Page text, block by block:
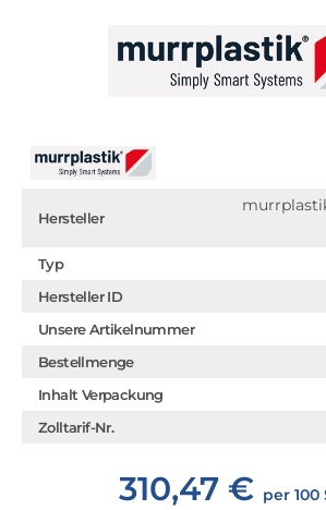
Hersteller
Typ
Hersteller ID
Unsere Artikelnummer
Bestellmenge
Inhalt Verpackung
Zolltarif-Nr.
310,47 € per